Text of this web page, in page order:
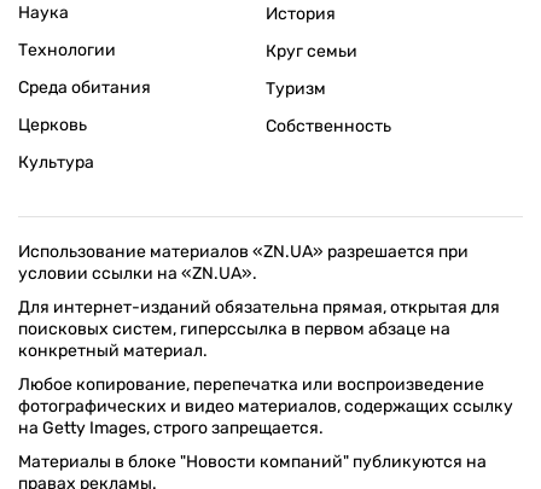
Наука
Технологии
Среда обитания
Церковь
Культура
История
Круг семьи
Туризм
Собственность
Использование материалов «ZN.UA» разрешается при
условии ссылки на «ZN.UA».
Для интернет-изданий обязательна прямая, открытая для
поисковых систем, гиперссылка в первом абзаце на
конкретный материал.
Любое копирование, перепечатка или воспроизведение
фотографических и видео материалов, содержащих ссылку
на Getty Images, строго запрещается.
Материалы в блоке "Новости компаний" публикуются на
правах рекламы.